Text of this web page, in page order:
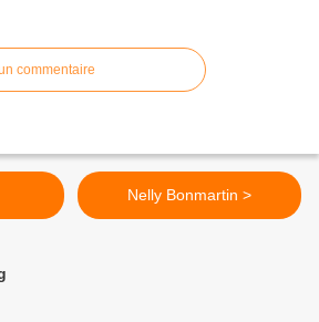
commentaire
Nelly Bonmartin >